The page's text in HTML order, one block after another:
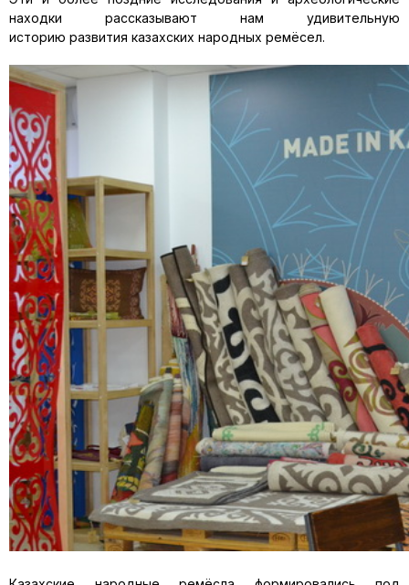
находки рассказывают нам удивительную
историю развития казахских народных ремёсел.